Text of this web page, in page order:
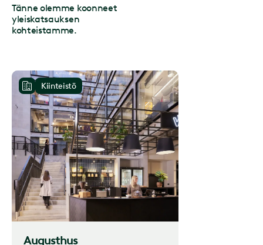
Tänne olemme koonneet
yleiskatsauksen
kohteistamme.
Kiinteistö
Augusthus